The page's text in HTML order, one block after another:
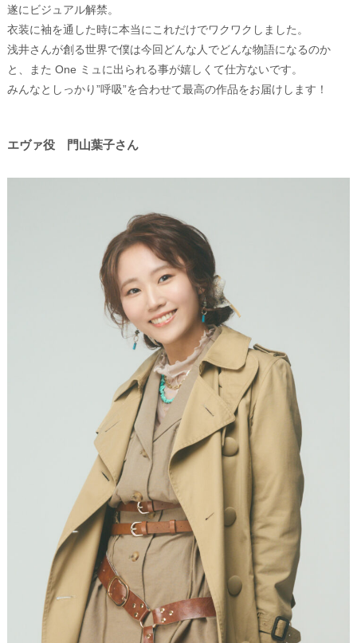
遂にビジュアル解禁。
衣装に袖を通した時に本当にこれだけでワクワクしました。
浅井さんが創る世界で僕は今回どんな人でどんな物語になるのか
と、また One ミュに出られる事が嬉しくて仕方ないです。
みんなとしっかり”呼吸”を合わせて最高の作品をお届けします！
エヴァ役 門山葉子さん